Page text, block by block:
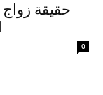
حقيقة
0